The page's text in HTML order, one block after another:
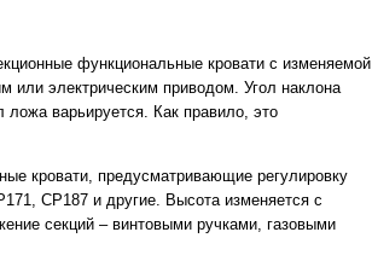
функциональные кровати с изменяемой
или электрическим приводом. Угол наклона
варьируется. Как правило, это
кровати, предусматривающие регулировку
СР187 и другие. Высота изменяется с
секций – винтовыми ручками, газовыми